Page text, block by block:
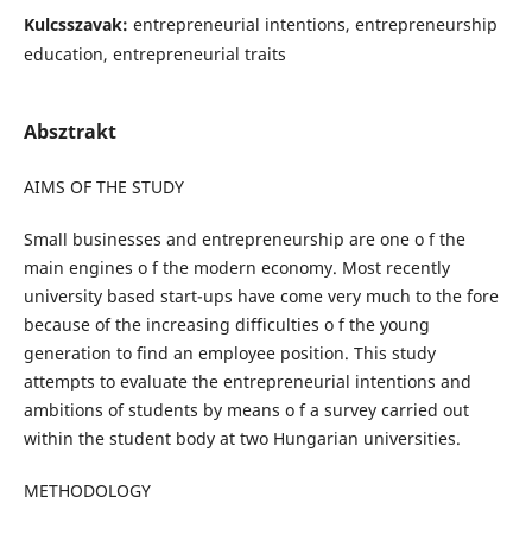
Kulcsszavak: entrepreneurial intentions, entrepreneurship
education, entrepreneurial traits
Absztrakt
AIMS OF THE STUDY
Small businesses and entrepreneurship are one o f the
main engines o f the modern economy. Most recently
university based start-ups have come very much to the fore
because of the increasing difficulties o f the young
generation to find an employee position. This study
attempts to evaluate the entrepreneurial intentions and
ambitions of students by means o f a survey carried out
within the student body at two Hungarian universities.
METHODOLOGY